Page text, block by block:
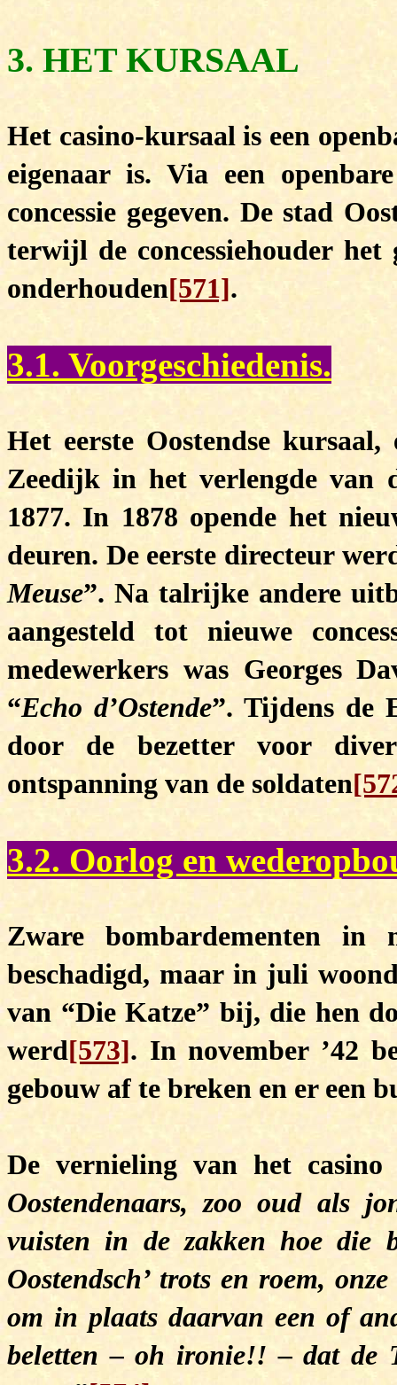
3. HET KURSAAL
Het casino-kursaal is een
eigenaar is. Via een
concessie gegeven. De stad
terwijl de concessiehouder het
onderhouden[571].
3.1. Voorgeschiedenis.
Het eerste Oostendse
Zeedijk in het verlengde van
1877. In 1878 opende het
deuren. De eerste directeur
Meuse”. Na talrijke andere
aangesteld tot nieuwe
medewerkers was Georges
“Echo d’Ostende”. Tijdens de
door de bezetter voor
ontspanning van de soldaten
3.2. Oorlog en
Zware bombardementen in
beschadigd, maar in juli
van “Die Katze” bij, die hen
werd[573]. In november ’42
gebouw af te breken en er een
De vernieling van het
Oostendenaars, zoo oud als
vuisten in de zakken hoe die
Oostendsch’ trots en roem,
om in plaats daarvan een of
beletten – oh ironie!! – dat de